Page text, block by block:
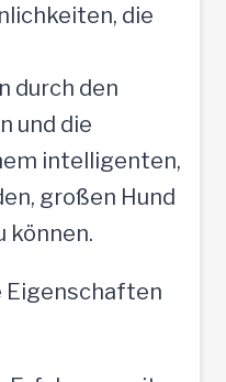
die
durch den
und die
intelligenten,
großen Hund
können.
Eigenschaften